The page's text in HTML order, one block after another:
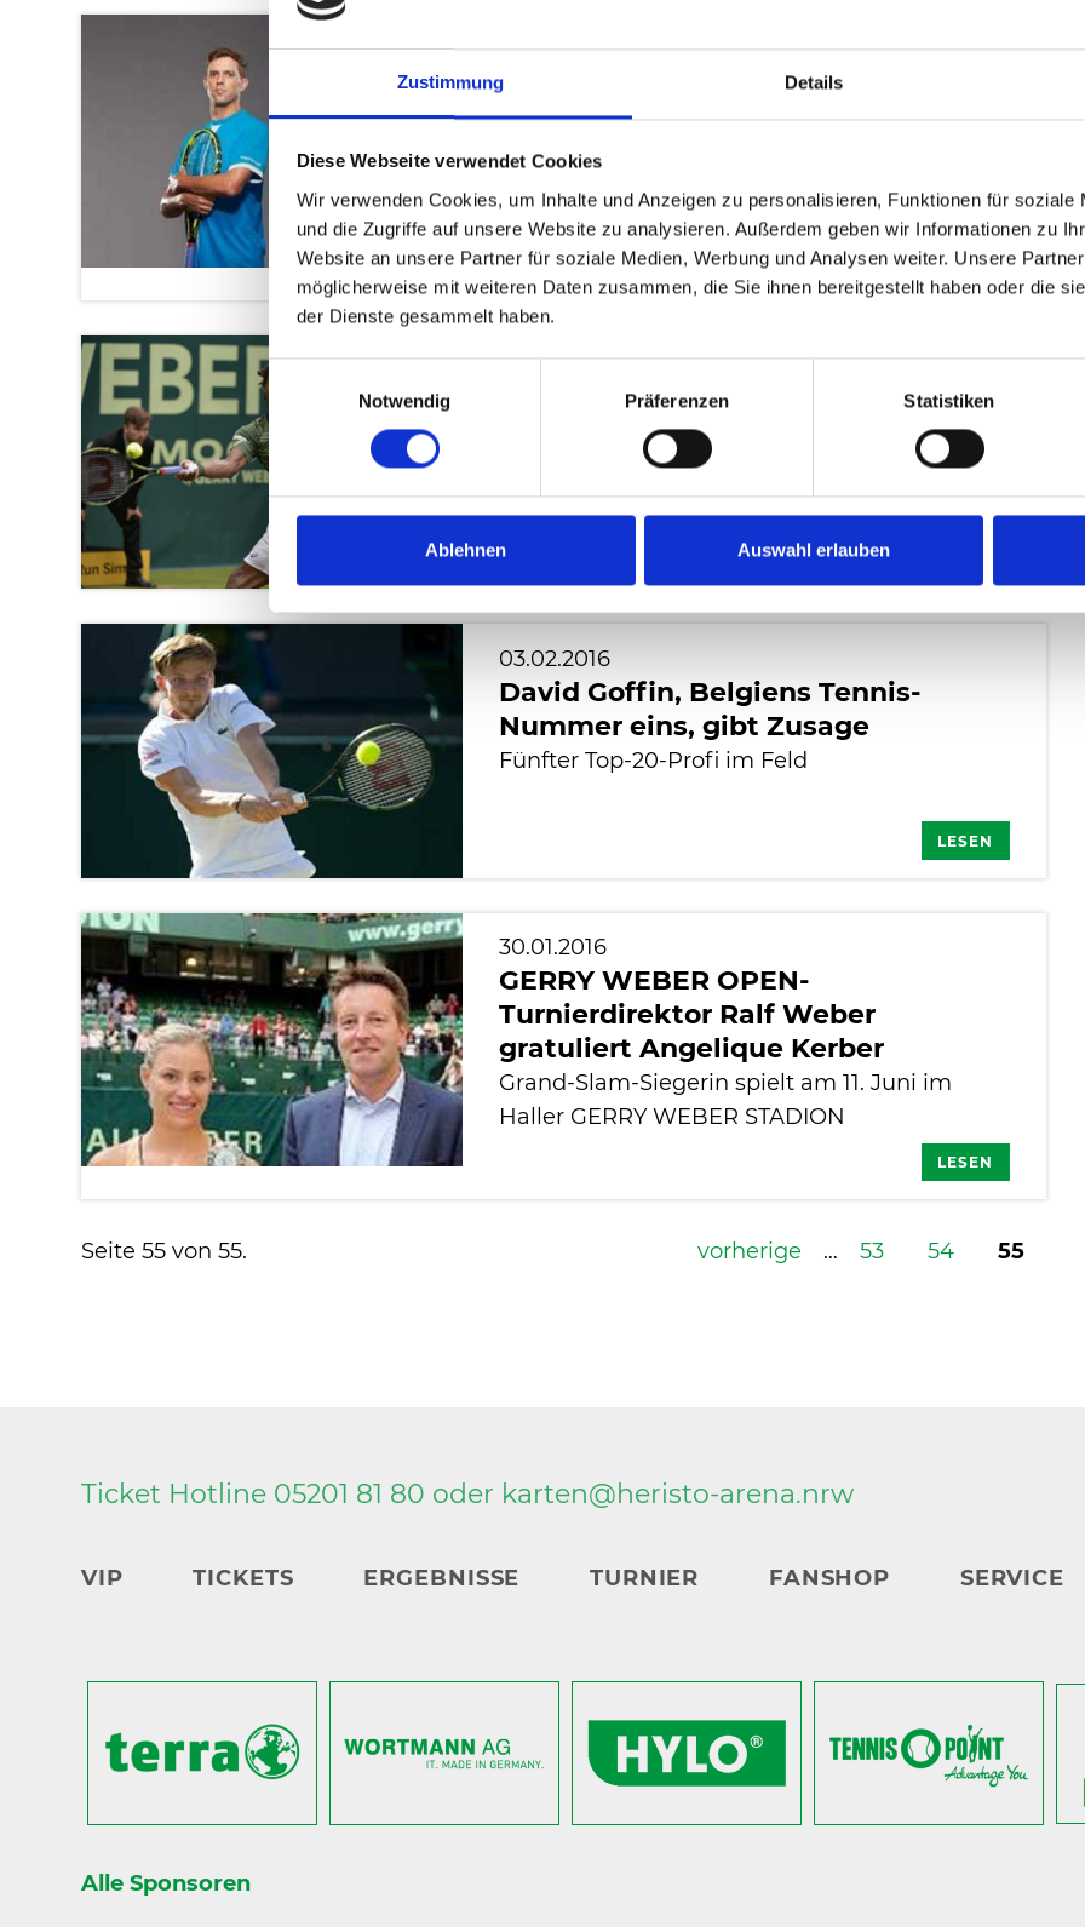
Zustimmung Details
Diese Webseite verwendet Cookies
Wir verwenden Cookies, um Inhalte und Anzeigen zu personalisieren, Funktionen für soziale
und die Zugriffe auf unsere Website zu analysieren. Außerdem geben wir Informationen zu
Website an unsere Partner für soziale Medien, Werbung und Analysen weiter. Unsere
möglicherweise mit weiteren Daten zusammen, die Sie ihnen bereitgestellt haben oder die
der Dienste gesammelt haben.
Einwilligungsauswahl
Notwendig
Präferenzen Statistiken
Ablehnen Auswahl erlauben
03.03.2016
Aufschlag für erfolgreichstes Duo
aller Zeiten in HalleWestfalen: Bob
und Mike Bryan
sämtliche Tennis-Rekorde der letzten 15 Jahre
LESEN
Turniersiege von Dominic Thiem
und Kei Nishikori
Gael Monfils im Finale von Rotterdam.
Alexander Zverev hat bereits Ranking 56 inne
03.02.2016
David Goffin, Belgiens Tennis-
Nummer eins, gibt Zusage
Fünfter Top-20-Profi im Feld
LESEN
30.01.2016
GERRY WEBER OPEN-
Turnierdirektor Ralf Weber
gratuliert Angelique Kerber
Grand-Slam-Siegerin spielt am 11. Juni im
Haller GERRY WEBER STADION
LESEN
Seite 55 von 55. vorherige … 53 54 55
Ticket Hotline 05201 81 80 oder karten@heristo-arena.nrw
VIP TICKETS ERGEBNISSE TURNIER FANSHOP SERVICE
Alle Sponsoren